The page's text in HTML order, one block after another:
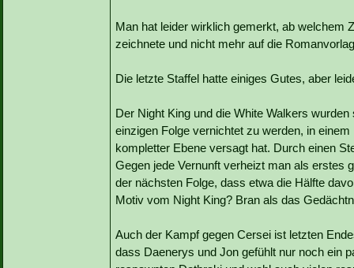
Man hat leider wirklich gemerkt, ab welchem
zeichnete und nicht mehr auf die
Die letzte Staffel hatte einiges Gutes, aber
Der Night King und die White Walkers
einzigen Folge vernichtet zu werden, in
kompletter Ebene versagt hat. Durch einen
Gegen jede Vernunft verheizt man als erstes
der nächsten Folge, dass etwa die Hälfte
Motiv vom Night King? Bran als das
Auch der Kampf gegen Cersei ist letzten
dass Daenerys und Jon gefühlt nur noch ein